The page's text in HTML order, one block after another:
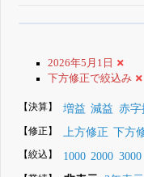
登録すると永久
2026年5月1日
下方修正で絞込み
【決算】 増益 減益 赤字
【修正】 上方修正 下方
【絞込】 1000 2000 3000